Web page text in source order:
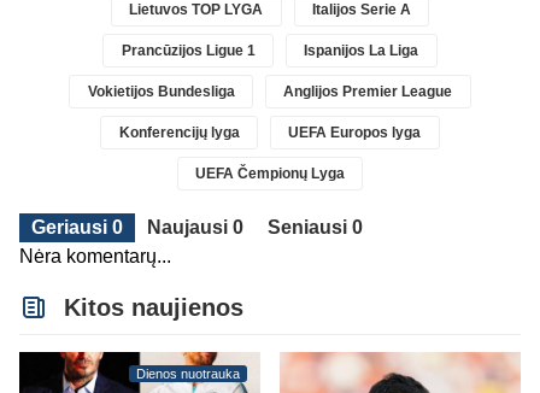
Lietuvos TOP LYGA Italijos Serie A
Prancūzijos Ligue 1 Ispanijos La Liga
Vokietijos Bundesliga Anglijos Premier League
Konferencijų lyga UEFA Europos lyga
UEFA Čempionų Lyga
Geriausi 0 Naujausi 0
Seniausi 0
Nėra komentarų...
Kitos naujienos
Dienos nuotrauka